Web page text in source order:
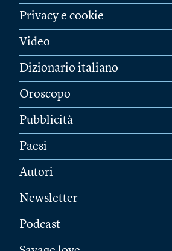
Privacy e cookie
Video
Dizionario italiano
Oroscopo
Pubblicità
Paesi
Autori
Newsletter
Podcast